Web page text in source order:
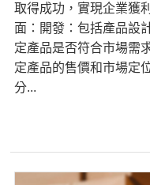
取得成功，實現企業獲
面：開發：包括產品設
定產品是否符合市場需
定產品的售價和市場定
分...